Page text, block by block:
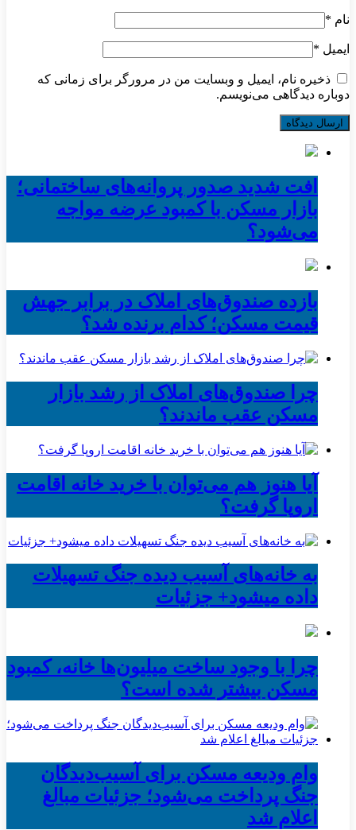
نام *
ایمیل *
ذخیره نام، ایمیل و وبسایت من در مرورگر برای زمانی که
دوباره دیدگاهی می‌نویسم.
افت شدید صدور پروانه‌های ساختمانی؛
بازار مسکن با کمبود عرضه مواجه
می‌شود؟
بازده صندوق‌های املاک در برابر جهش
قیمت مسکن؛ کدام برنده شد؟
چرا صندوق‌های املاک از رشد بازار
مسکن عقب ماندند؟
آیا هنوز هم می‌توان با خرید خانه اقامت
اروپا گرفت؟
به خانه‌های آسیب دیده جنگ تسهیلات
داده میشود+ جزئیات
چرا با وجود ساخت میلیون‌ها خانه، کمبود
مسکن بیشتر شده است؟
وام ودیعه مسکن برای آسیب‌دیدگان
جنگ پرداخت می‌شود؛ جزئیات مبالغ
اعلام شد